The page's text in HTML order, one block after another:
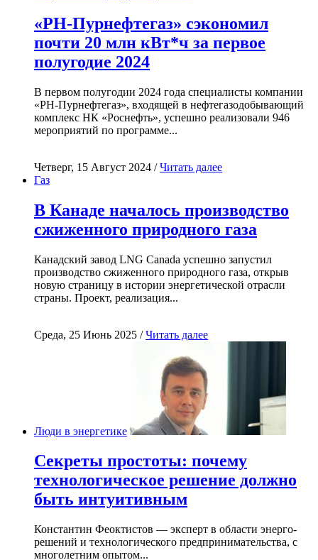
«РН-Пурнефтегаз» сэкономил
почти 20 млн кВт*ч за первое
полугодие 2024
В первом полугодии 2024 года специалисты компании
«РН-Пурнефтегаз», входящей в нефтегазодобывающий
комплекс НК «Роснефть», успешно реализовали 946
мероприятий по программе...
Четверг, 15 Август 2024 /Читать далее
Газ
В Канаде началось производство
сжиженного природного газа
Канадский завод LNG Canada успешно запустил
производство сжиженного природного газа, открыв
новую страницу в истории энергетической отрасли
страны. Проект, реализация...
Среда, 25 Июнь 2025 /Читать далее
Люди в энергетике
Секреты простоты: почему
технологическое решение должно
быть интуитивным
Константин Феоктистов — эксперт в области энерго-
решений и технологического предпринимательства, с
многолетним опытом...